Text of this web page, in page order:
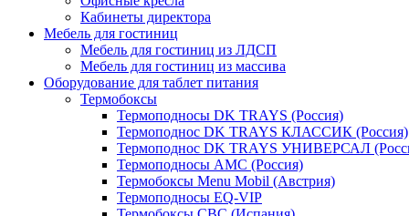
Кабинеты директора
Мебель для гостиниц
Мебель для гостиниц из ЛДСП
Мебель для гостиниц из массива
Оборудование для таблет питания
Термобоксы
Термоподносы DK TRAYS (Россия)
Термоподнос DK TRAYS КЛАССИК (Россия)
Термоподнос DK TRAYS УНИВЕРСАЛ
Термоподносы AMC (Россия)
Термобоксы Menu Mobil (Австрия)
Термоподносы EQ-VIP